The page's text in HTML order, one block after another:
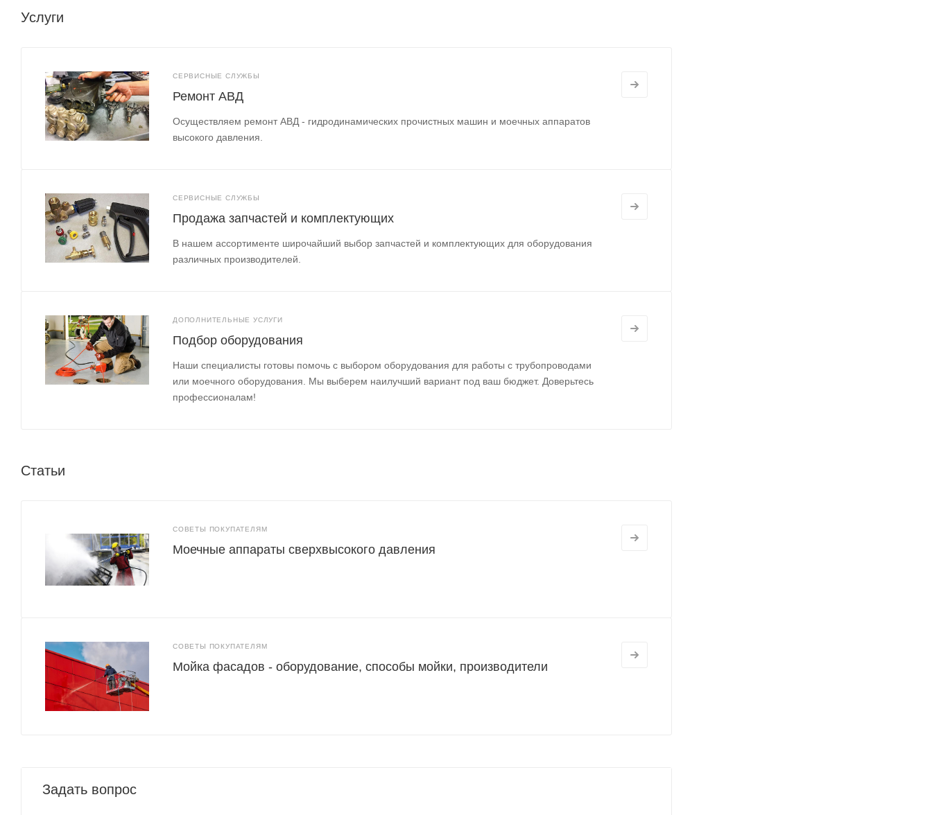
Услуги
СЕРВИСНЫЕ СЛУЖБЫ
Ремонт АВД
Осуществляем ремонт АВД - гидродинамических прочистных машин и моечных аппаратов
высокого давления.
СЕРВИСНЫЕ СЛУЖБЫ
Продажа запчастей и комплектующих
В нашем ассортименте широчайший выбор запчастей и комплектующих для оборудования
различных производителей.
ДОПОЛНИТЕЛЬНЫЕ УСЛУГИ
Подбор оборудования
Наши специалисты готовы помочь с выбором оборудования для работы с трубопроводами
или моечного оборудования. Мы выберем наилучший вариант под ваш бюджет. Доверьтесь
профессионалам!
Статьи
СОВЕТЫ ПОКУПАТЕЛЯМ
Моечные аппараты сверхвысокого давления
СОВЕТЫ ПОКУПАТЕЛЯМ
Мойка фасадов - оборудование, способы мойки, производители
Задать вопрос